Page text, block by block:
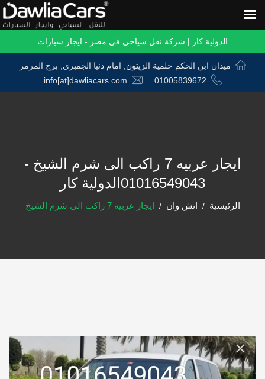
الدولية كار | شركة نقل سياحي في مصر - ايجار سيارات
ميدان ابن الحكم حلمية الزيتون, امام دنيا الجمبري, برج المرمر
01005839672
info[at]dawliacars.com
ايجار عربيه 7 راكب الى شرم الشيخ -
01016549043الدولية كار
الرئيسية اتش وان ايجار عربيه 7 راكب الى شرم الشيخ